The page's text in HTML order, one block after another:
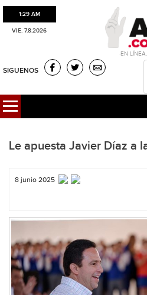
1:29 AM
VIE. 7.8.2026
·EN
SIGUENOS
Le apuesta Javier Díaz a
8 junio 2025